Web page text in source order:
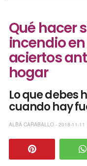
Qué hacer
incendio
aciertos
hogar
Lo que debes
cuando hay
ALBA CARABALLO - 2018-11-11